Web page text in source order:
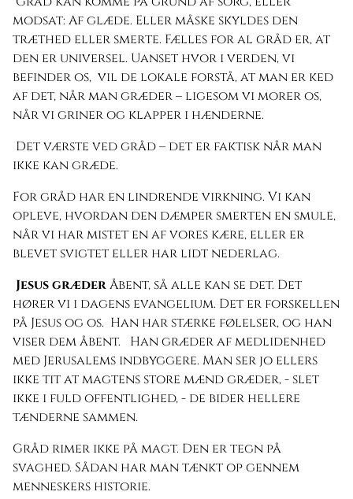
modsat: Af glæde. Eller måske skyldes den
træthed eller smerte. Fælles for al gråd er, at
den er universel. Uanset hvor i verden, vi
befinder os, vil de lokale forstå, at man er ked
af det, når man græder – ligesom vi morer os,
når vi griner og klapper i hænderne.
Det værste ved gråd – det er faktisk når man
ikke kan græde.
For gråd har en lindrende virkning. Vi kan
opleve, hvordan den dæmper smerten en smule,
når vi har mistet en af vores kære, eller er
blevet svigtet eller har lidt nederlag.
Jesus græderÅbent, så alle kan se det. Det
hører vi i dagens evangelium. Det er forskellen
på Jesus og os. Han har stærke følelser, og han
viser dem åbent. Han græder af medlidenhed
med Jerusalems indbyggere. Man ser jo ellers
ikke tit at magtens store mænd græder, - slet
ikke i fuld offentlighed, - de bider hellere
tænderne sammen.
Gråd rimer ikke på magt. Den er tegn på
svaghed. Sådan har man tænkt op gennem
menneskers historie.